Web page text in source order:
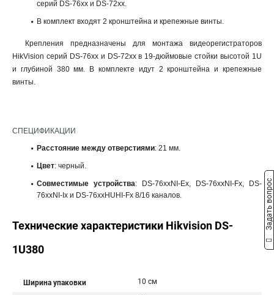
серий DS-76xx и DS-72xx.
В комплект входят 2 кронштейна и крепежные винты.
Крепления предназначены для монтажа видеорегистраторов
HikVision серий DS-76xx и DS-72xx в 19-дюймовые стойки высотой 1U
и глубиной 380 мм. В комплекте идут 2 кронштейна и крепежные
винты.
СПЕЦИФИКАЦИИ
Расстояние между отверстиями: 21 мм.
Цвет: черный.
Совместимые устройства: DS-76xxNI-Ex, DS-76xxNI-Fx, DS-
76xxNI-Ix и DS-76xxHUHI-Fx 8/16 каналов.
Технические характеристики Hikvision DS-
1U380
Ширина упаковки 10 см
Задать вопрос